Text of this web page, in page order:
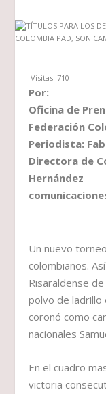
Visitas: 710
Por:
Oficina de
Federación
Periodista:
Directora de
Hernández
Un nuevo
colombianos.
Risaraldense
polvo de ladrillo
coronó como
nacionales
En el cuadro
victoria